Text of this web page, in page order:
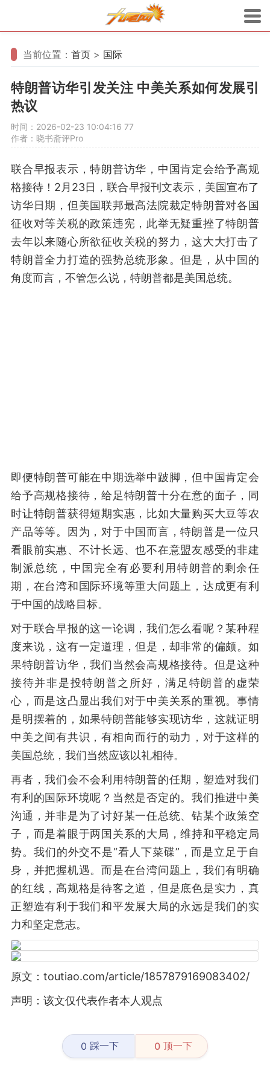
当前位置： 首页 > 国际
特朗普访华引发关注 中美关系如何发展引
热议
时间：2026-02-23 10:04:16 77
作者：晓书斋评Pro
联合早报表示，特朗普访华，中国肯定会给予高规
格接待！2月23日，联合早报刊文表示，美国宣布了
访华日期，但美国联邦最高法院裁定特朗普对各国
征收对等关税的政策违宪，此举无疑重挫了特朗普
去年以来随心所欲征收关税的努力，这大大打击了
特朗普全力打造的强势总统形象。但是，从中国的
角度而言，不管怎么说，特朗普都是美国总统。
即便特朗普可能在中期选举中跛脚，但中国肯定会
给予高规格接待，给足特朗普十分在意的面子，同
时让特朗普获得短期实惠，比如大量购买大豆等农
产品等等。因为，对于中国而言，特朗普是一位只
看眼前实惠、不计长远、也不在意盟友感受的非建
制派总统，中国完全有必要利用特朗普的剩余任
期，在台湾和国际环境等重大问题上，达成更有利
于中国的战略目标。
对于联合早报的这一论调，我们怎么看呢？某种程
度来说，这有一定道理，但是，却非常的偏颇。如
果特朗普访华，我们当然会高规格接待。但是这种
接待并非是投特朗普之所好，满足特朗普的虚荣
心，而是这凸显出我们对于中美关系的重视。事情
是明摆着的，如果特朗普能够实现访华，这就证明
中美之间有共识，有相向而行的动力，对于这样的
美国总统，我们当然应该以礼相待。
再者，我们会不会利用特朗普的任期，塑造对我们
有利的国际环境呢？当然是否定的。我们推进中美
沟通，并非是为了讨好某一任总统、钻某个政策空
子，而是着眼于两国关系的大局，维持和平稳定局
势。我们的外交不是“看人下菜碟”，而是立足于自
身，并把握机遇。而是在台湾问题上，我们有明确
的红线，高规格是待客之道，但是底色是实力，真
正塑造有利于我们和平发展大局的永远是我们的实
力和坚定意志。
原文：toutiao.com/article/1857879169083402/
声明：该文仅代表作者本人观点
0 踩一下 0 顶一下